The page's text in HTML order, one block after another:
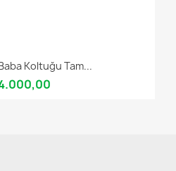
Koltuğu Tam...